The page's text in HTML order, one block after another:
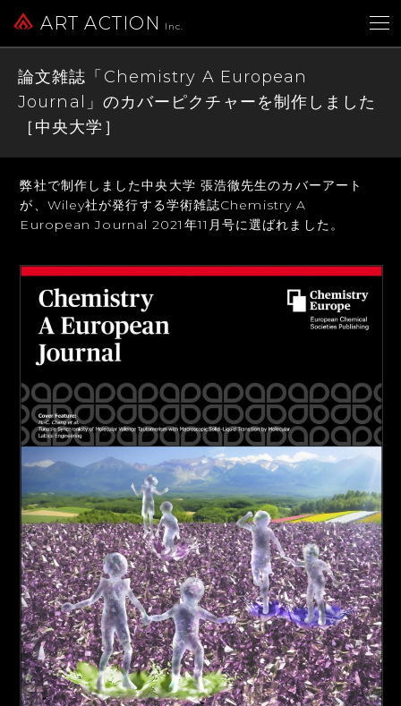
ART ACTION Inc.
論文雑誌「Chemistry A European
Journal」のカバーピクチャーを制作しました
［中央大学］
弊社で制作しました中央大学 張浩徹先生のカバーアート
が、 Wiley社が発行する学術雑誌Chemistry A
European Journal 2021年11月号に選ばれました。